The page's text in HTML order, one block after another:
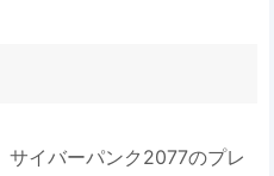
サイバーパンク2077のプレ